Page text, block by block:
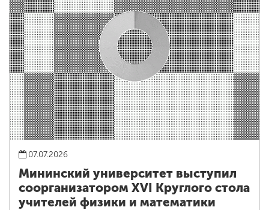
07.07.2026
Мининский университет выступил
соорганизатором XVI Круглого стола
учителей физики и математики